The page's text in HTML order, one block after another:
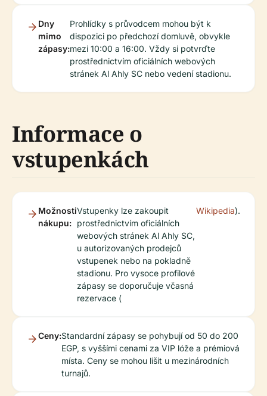
Dny
mimo
zápasy:
Prohlídky s průvodcem mohou být k
dispozici po předchozí domluvě, obvykle
mezi 10:00 a 16:00. Vždy si potvrďte
prostřednictvím oficiálních webových
stránek Al Ahly SC nebo vedení stadionu.
Informace o
vstupenkách
Možnosti
nákupu:
Vstupenky lze zakoupit
prostřednictvím oficiálních
webových stránek Al Ahly SC,
u autorizovaných prodejců
vstupenek nebo na pokladně
stadionu. Pro vysoce profilové
zápasy se doporučuje včasná
rezervace (
Wikipedia).
Ceny:Standardní zápasy se pohybují od 50 do 200
EGP, s vyššími cenami za VIP lóže a prémiová
místa. Ceny se mohou lišit u mezinárodních
turnajů.